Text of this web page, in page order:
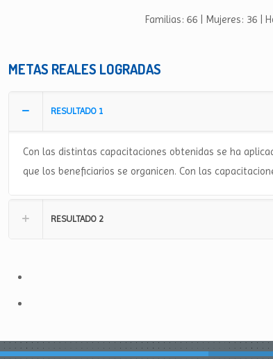
Familias: 66 | Mujeres: 36 |
METAS REALES LOGRADAS
RESULTADO 1
Con las distintas capacitaciones obtenidas se ha
que los beneficiarios se organicen. Con las
RESULTADO 2